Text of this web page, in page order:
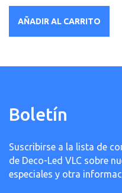
AÑADIR AL CARRITO
Boletín
Suscribirse a la lista de
de Deco-Led VLC sobre
especiales y otra